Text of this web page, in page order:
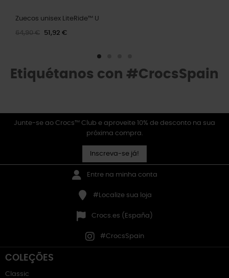
Zuecos unisex LiteRide™ U
64,90 € 51,92 €
Etiquétanos con #CrocsSpain
Junte-se ao Crocs™ Club e aproveite 10% de desconto na sua
próxima compra.
Inscreva-se já!
Entre na minha conta
#Localize sua loja
Crocs.es (España)
#CrocsSpain
COLEÇÕES
Classic